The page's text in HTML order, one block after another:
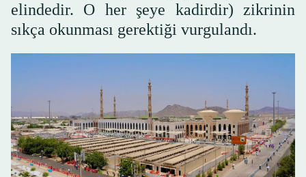
elindedir. O her şeye kadirdir) zikrinin
sıkça okunması gerektiği vurgulandı.